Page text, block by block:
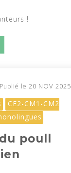
!
Publié le 20 NOV 2025
CE2-CM1-CM2
poull